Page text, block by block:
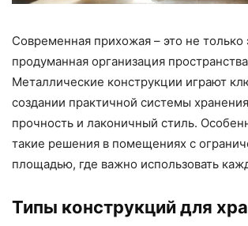
Современная прихожая – это не только
продуманная организация
Металлические конструкции играют
создании практичной системы
прочность и лаконичный стиль.
такие решения в помещениях с
площадью, где важно использовать
Типы конструкций для